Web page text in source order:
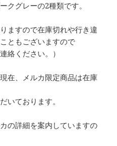
クグレーの2種類です。
ますので在庫切れや行き違
ともございますので
絡ください。）
在、メルカ限定商品は在庫
いております。
の詳細を案内していますの